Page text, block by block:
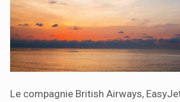
Le compagnie British Airways,